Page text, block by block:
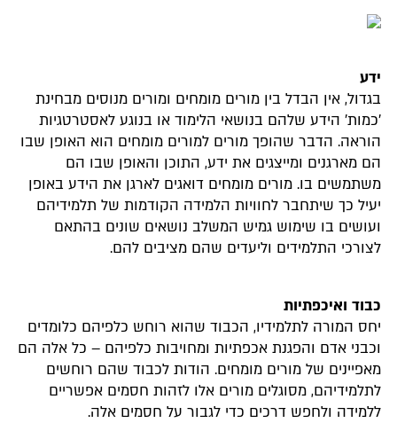
ידע
בגדול, אין הבדל בין מורים מומחים ומורים מנוסים מבחינת
'כמות' הידע שלהם בנושאי הלימוד או בנוגע לאסטרטגיות
הוראה. הדבר שהופך מורים למורים מומחים הוא האופן שבו
הם מארגנים ומייצגים את ידע, התוכן והאופן שבו הם
משתמשים בו. מורים מומחים דואגים לארגן את הידע באופן
יעיל כך שיתחבר לחוויות הלמידה הקודמות של תלמידיהם
ועושים בו שימוש גמיש המשלב נושאים שונים בהתאם
לצורכי התלמידים וליעדים שהם מציבים להם.
כבוד ואיכפתיות
יחס המורה לתלמידיו, הכבוד שהוא רוחש כלפיהם כלומדים
וכבני אדם והפגנת אכפתיות ומחויבות כלפיהם – כל אלה הם
מאפיינים של מורים מומחים. הודות לכבוד שהם רוחשים
לתלמידיהם, מסוגלים מורים אלו לזהות חסמים אפשריים
ללמידה ולחפש דרכים כדי לגבור על חסמים אלה.